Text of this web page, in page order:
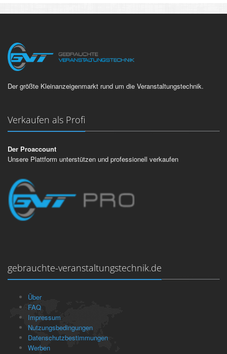
Der größte Kleinanzeigenmarkt rund um die Veranstaltungstechnik.
Verkaufen als Profi
Der Proaccount
Unsere Plattform unterstützen und professionell verkaufen
gebrauchte-veranstaltungstechnik.de
Über
FAQ
Impressum
Nutzungsbedingungen
Datenschutzbestimmungen
Werben